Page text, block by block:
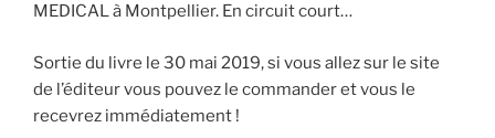
MEDICAL à Montpellier. En circuit court…
Sortie du livre le 30 mai 2019, si vous allez sur le site
de l’éditeur vous pouvez le commander et vous le
recevrez immédiatement !